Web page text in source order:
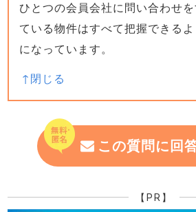
ひとつの会員会社に問い合わせ
ている物件はすべて把握できる
になっています。
この質問に回
【PR】